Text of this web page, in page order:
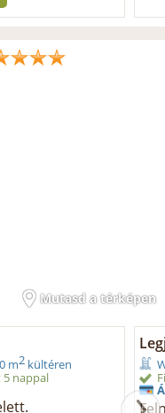
Mutasd a térképen
m2 kültéren
nappal